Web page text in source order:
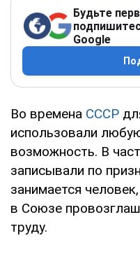
Будьте
Google
Во времена СССР
использовали
возможность. В
записывали по
занимается
в Союзе
труду.